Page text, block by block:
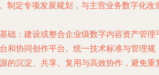
。制定专项发展规划，与主营业务数字化改
础 ：建设或整合企业级数字内容资产管理
和协同创作平台。统一技术标准与管理规
的沉淀、共享、复用与高效协作，避免重